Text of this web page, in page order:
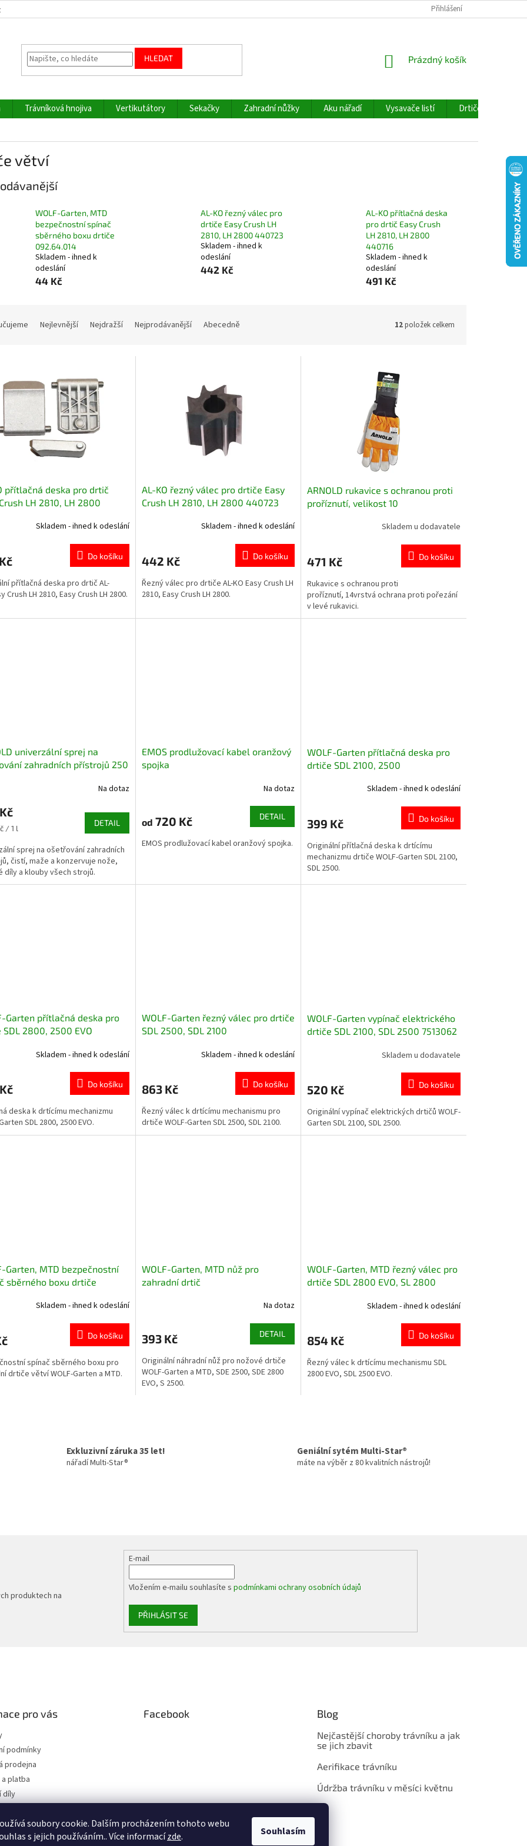
soubory cookie. Dalším procházením tohoto webu
s jejich používáním.. Více informacízde. Souhlasím
Přihlášení
HLEDAT
NÁKUPNÍ
Prázdný košík
Trávníková hnojiva Vertikutátory Sekačky Zahradní nůžky Aku nářadí Vysavače listí Drtiče větví
větví
WOLF-Garten, MTD
bezpečnostní spínač
sběrného boxu drtiče
092.64.014
Skladem - ihned k
odeslání
44 Kč
AL-KO řezný válec pro
drtiče Easy Crush LH
2810, LH 2800 440723
Skladem - ihned k
odeslání
442 Kč
AL-KO přítlačná deska
pro drtič Easy Crush
LH 2810, LH 2800
440716
Skladem - ihned k
odeslání
491 Kč
Nejlevnější Nejdražší Nejprodávanější Abecedně 12položek celkem
přítlačná deska pro drtič
LH 2810, LH 2800
Skladem - ihned k odeslání
Do košíku
přítlačná deska pro drtič AL-
Crush LH 2810, Easy Crush LH 2800.
AL-KO řezný válec pro drtiče Easy
Crush LH 2810, LH 2800 440723
Skladem - ihned k odeslání
442 Kč Do košíku
Řezný válec pro drtiče AL-KO Easy Crush LH
2810, Easy Crush LH 2800.
ARNOLD rukavice s ochranou proti
proříznutí, velikost 10
Skladem u dodavatele
471 Kč Do košíku
Rukavice s ochranou proti
proříznutí, 14vrstvá ochrana proti pořezání
v levé rukavici.
univerzální sprej na
zahradních přístrojů 250
Na dotaz
/ 1 l
DETAIL
sprej na ošetřování zahradních
čistí, maže a konzervuje nože,
díly a klouby všech strojů.
EMOS prodlužovací kabel oranžový
spojka
Na dotaz
od 720 Kč DETAIL
EMOS prodlužovací kabel oranžový spojka.
WOLF-Garten přítlačná deska pro
drtiče SDL 2100, 2500
Skladem - ihned k odeslání
399 Kč Do košíku
Originální přítlačná deska k drtícímu
mechanizmu drtiče WOLF-Garten SDL 2100,
SDL 2500.
Garten přítlačná deska pro
SDL 2800, 2500 EVO
Skladem - ihned k odeslání
Do košíku
deska k drtícímu mechanizmu
SDL 2800, 2500 EVO.
WOLF-Garten řezný válec pro drtiče
SDL 2500, SDL 2100
Skladem - ihned k odeslání
863 Kč Do košíku
Řezný válec k drtícímu mechanismu pro
drtiče WOLF-Garten SDL 2500, SDL 2100.
WOLF-Garten vypínač elektrického
drtiče SDL 2100, SDL 2500 7513062
Skladem u dodavatele
520 Kč Do košíku
Originální vypínač elektrických drtičů WOLF-
Garten SDL 2100, SDL 2500.
Garten, MTD bezpečnostní
sběrného boxu drtiče
Skladem - ihned k odeslání
Do košíku
spínač sběrného boxu pro
drtiče větví WOLF-Garten a MTD.
WOLF-Garten, MTD nůž pro
zahradní drtič
Na dotaz
393 Kč DETAIL
Originální náhradní nůž pro nožové drtiče
WOLF-Garten a MTD, SDE 2500, SDE 2800
EVO, S 2500.
WOLF-Garten, MTD řezný válec pro
drtiče SDL 2800 EVO, SL 2800
Skladem - ihned k odeslání
854 Kč Do košíku
Řezný válec k drtícímu mechanismu SDL
2800 EVO, SDL 2500 EVO.
ý
p
i
Exkluzivní záruka 35 let!
nářadí Multi-Star®
Geniální sytém Multi-Star®
máte na výběr z 80 kvalitních nástrojů!
produktech na
E-mail
Vložením e-mailu souhlasíte spodmínkami ochrany osobních údajů
PŘIHLÁSIT SE
pro vás
podmínky
prodejna
platba
díly
Facebook Blog
Nejčastější choroby trávníku a jak
se jich zbavit
Aerifikace trávníku
Údržba trávníku v měsíci květnu